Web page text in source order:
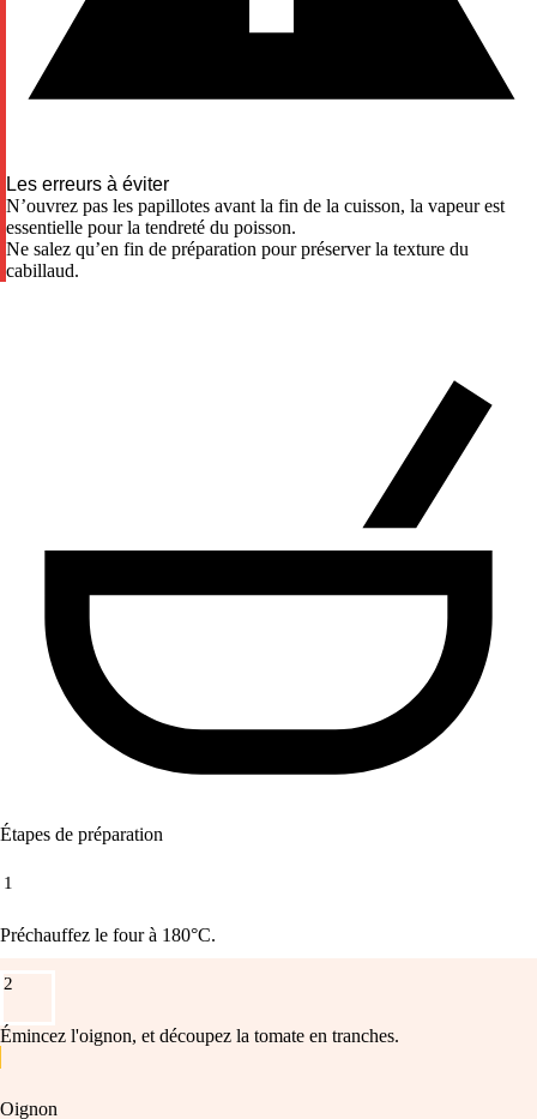
Les erreurs à éviter
N’ouvrez pas les papillotes avant la fin de la cuisson, la vapeur est
essentielle pour la tendreté du poisson.
Ne salez qu’en fin de préparation pour préserver la texture du
cabillaud.
Étapes de préparation
1
Préchauffez le four à 180°C.
2
Émincez l'oignon, et découpez la tomate en tranches.
Oignon